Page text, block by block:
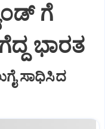
ಗೆ
ಭಾರತ
ಸಾಧಿಸಿದ